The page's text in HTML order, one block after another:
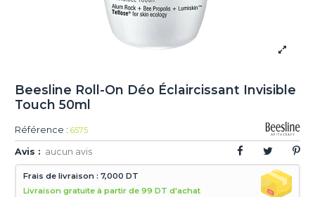
Beesline Roll-On Déo Éclaircissant Invisible
Touch 50ml
Référence : 6575
Avis : aucun avis
Frais de livraison : 7,000 DT
Livraison gratuite à partir de 99 DT d'achat